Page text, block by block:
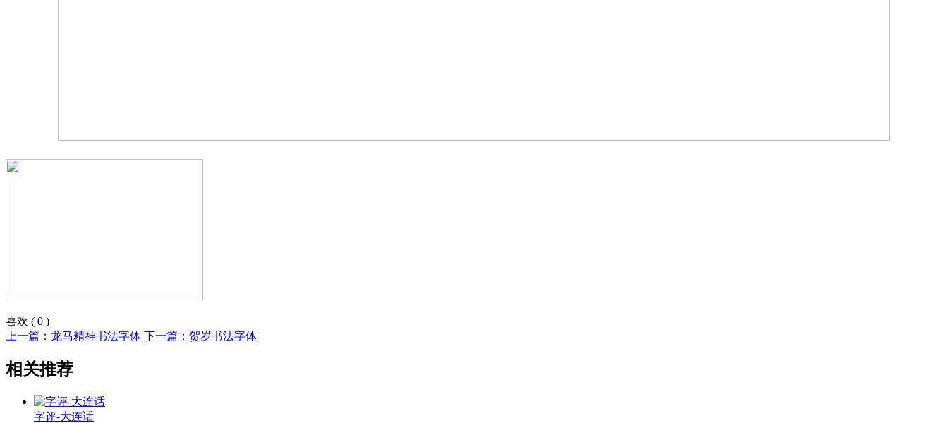
喜欢 ( 0 )
上一篇：龙马精神书法字体 下一篇：贺岁书法字体
相关推荐
字评-大连话